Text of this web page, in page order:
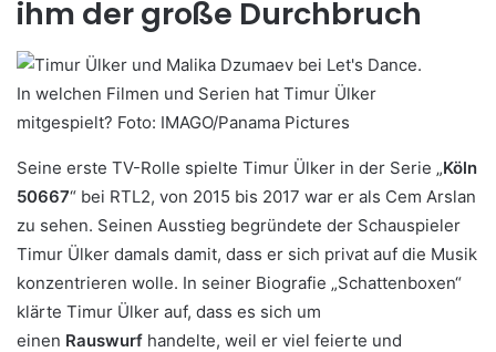
ihm der große Durchbruch
In welchen Filmen und Serien hat Timur Ülker
mitgespielt? Foto: IMAGO/Panama Pictures
Seine erste TV-Rolle spielte Timur Ülker in der Serie „Köln
50667“ bei RTL2, von 2015 bis 2017 war er als Cem Arslan
zu sehen. Seinen Ausstieg begründete der Schauspieler
Timur Ülker damals damit, dass er sich privat auf die Musik
konzentrieren wolle. In seiner Biografie „Schattenboxen“
klärte Timur Ülker auf, dass es sich um
einen Rauswurf handelte, weil er viel feierte und